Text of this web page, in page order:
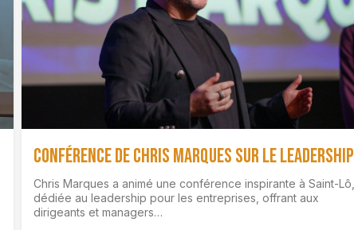
Conférence de Chris Marques sur le Leadership
Chris Marques a animé une conférence inspirante à Saint-Lô,
dédiée au leadership pour les entreprises, offrant aux
dirigeants et managers…